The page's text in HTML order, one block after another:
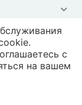
с
на вашем